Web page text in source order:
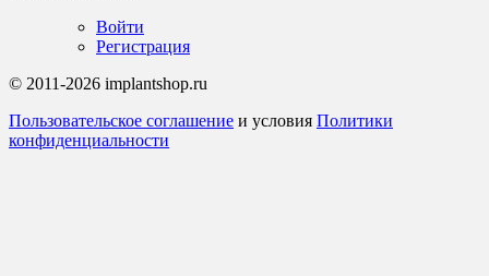
Войти
Регистрация
© 2011-2026 implantshop.ru
Пользовательское соглашение и условия Политики
конфиденциальности